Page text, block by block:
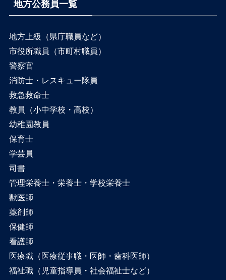
地方公務員一覧
地方上級（県庁職員など）
市役所職員（市町村職員）
警察官
消防士・レスキュー隊員
救急救命士
教員（小中学校・高校）
幼稚園教員
保育士
学芸員
司書
管理栄養士・栄養士・学校栄養士
獣医師
薬剤師
保健師
看護師
医療職（医療従事職・医師・歯科医師）
福祉職（児童指導員・社会福祉士など）